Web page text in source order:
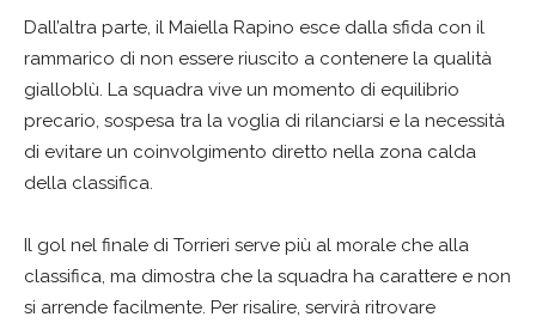
Dall’altra parte, il Maiella Rapino esce dalla sfida con il
rammarico di non essere riuscito a contenere la qualità
gialloblù. La squadra vive un momento di equilibrio
precario, sospesa tra la voglia di rilanciarsi e la necessità
di evitare un coinvolgimento diretto nella zona calda
della classifica.
Il gol nel finale di Torrieri serve più al morale che alla
classifica, ma dimostra che la squadra ha carattere e non
si arrende facilmente. Per risalire, servirà ritrovare